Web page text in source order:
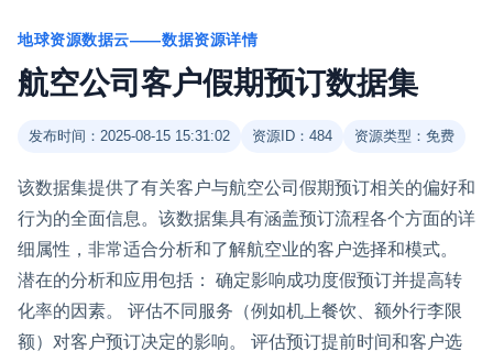
地球资源数据云——数据资源详情
航空公司客户假期预订数据集
发布时间：2025-08-15 15:31:02 资源ID：484 资源类型：免费
该数据集提供了有关客户与航空公司假期预订相关的偏好和
行为的全面信息。该数据集具有涵盖预订流程各个方面的详
细属性，非常适合分析和了解航空业的客户选择和模式。
潜在的分析和应用包括： 确定影响成功度假预订并提高转
化率的因素。 评估不同服务（例如机上餐饮、额外行李限
额）对客户预订决定的影响。 评估预订提前时间和客户选